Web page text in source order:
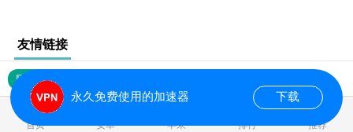
友情链接
网站地图
首页 安卓 苹果 排行 推荐
永久免费使用的加速器 下载
0.021149s